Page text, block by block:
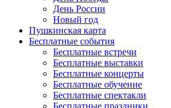
День России
Новый год
Пушкинская карта
Бесплатные события
Бесплатные встречи
Бесплатные выставки
Бесплатные концерты
Бесплатные обучение
Бесплатные спектакли
Бесплатные праздники